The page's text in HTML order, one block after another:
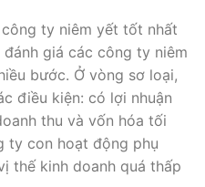
tính toán chấm điểm
tỉ lệ tăng trưởng kép về
lợi tức trên vốn chủ sở hữu
và tăng trưởng lợi nhuận
2016-2020.
hiện điều tra định tính
vững của doanh